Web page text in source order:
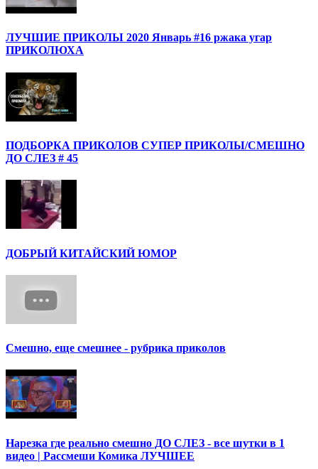
ЛУЧШИЕ ПРИКОЛЫ 2020 Январь #16 ржака угар
ПРИКОЛЮХА
ПОДБОРКА ПРИКОЛОВ СУПЕР ПРИКОЛЫ/СМЕШНО
ДО СЛЕЗ # 45
ДОБРЫЙ КИТАЙСКИЙ ЮМОР
Смешно, еще смешнее - рубрика приколов
Нарезка где реально смешно ДО СЛЕЗ - все шутки в 1
видео | Рассмеши Комика ЛУЧШЕЕ